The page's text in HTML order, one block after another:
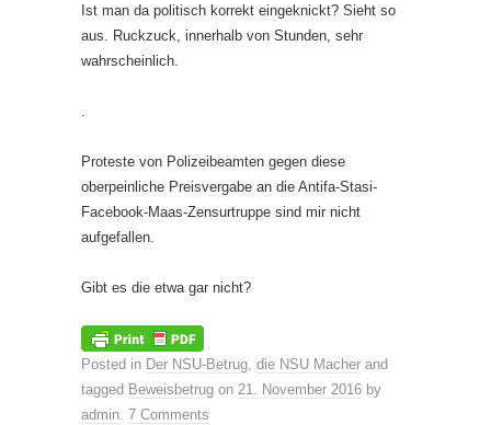
Ist man da politisch korrekt eingeknickt? Sieht so
aus. Ruckzuck, innerhalb von Stunden, sehr
wahrscheinlich.
Proteste von Polizeibeamten gegen diese
oberpeinliche Preisvergabe an die Antifa-Stasi-
Facebook-Maas-Zensurtruppe sind mir nicht
aufgefallen.
Gibt es die etwa gar nicht?
Posted in Der NSU-Betrug, die NSU Macher and
tagged Beweisbetrug on 21. November 2016 by
admin. 7 Comments